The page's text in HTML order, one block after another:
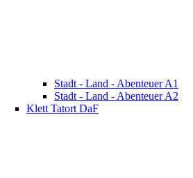
Stadt - Land - Abenteuer A1
Stadt - Land - Abenteuer A2
Klett Tatort DaF